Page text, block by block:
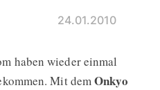
24.01.2010
und Hands On
haben wieder einmal
Mit demOnkyo